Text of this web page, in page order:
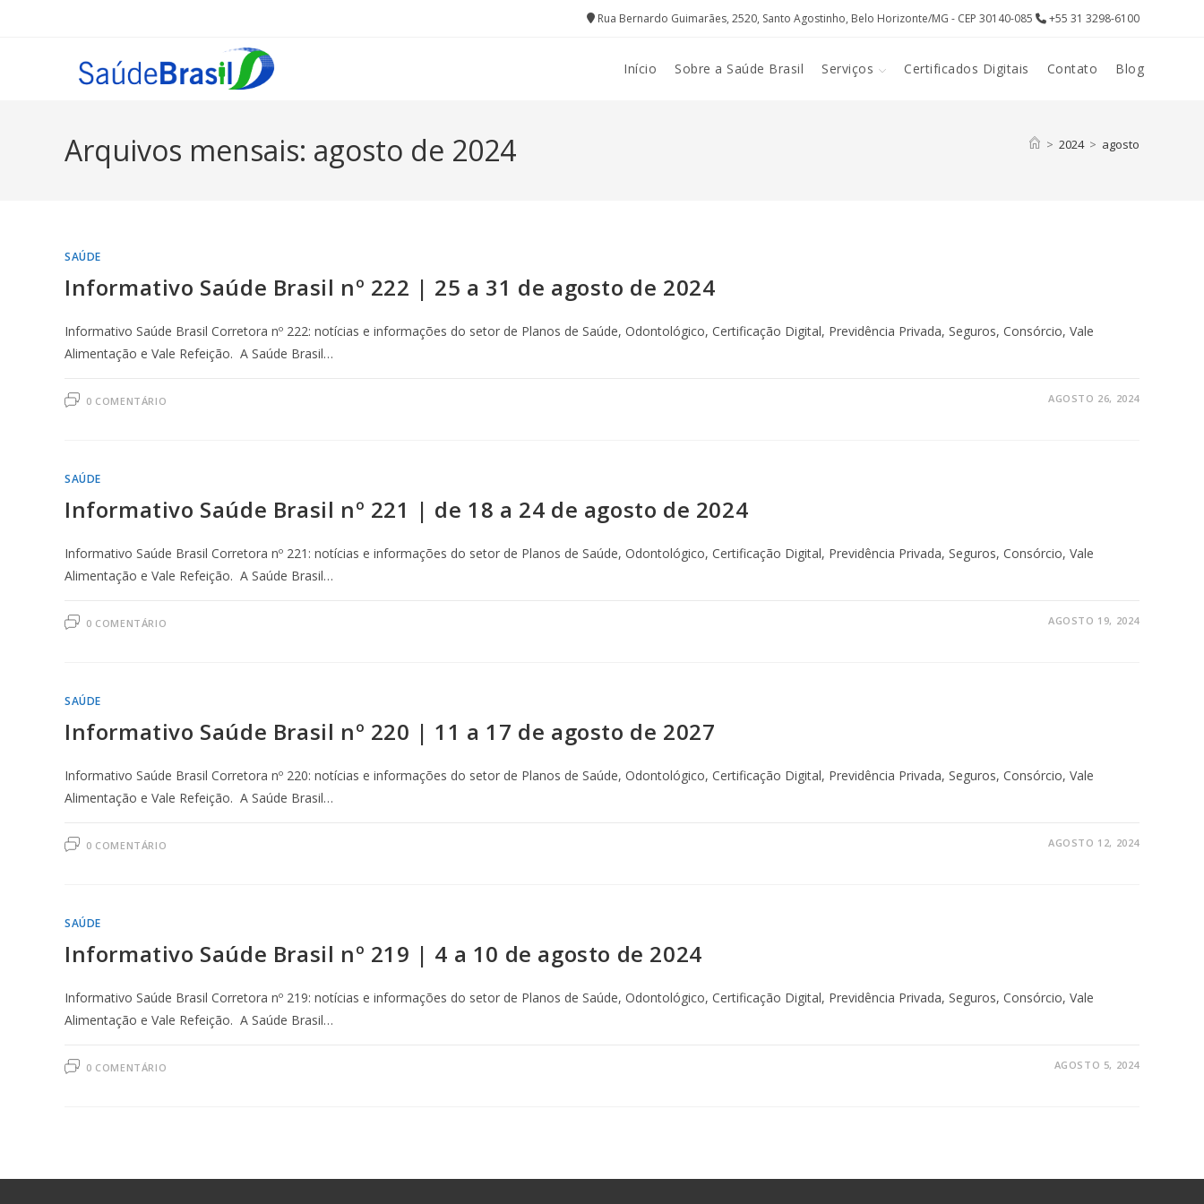
Rua Bernardo Guimarães, 2520, Santo Agostinho, Belo Horizonte/MG - CEP 30140-085 +55 31 3298-6100
Início Sobre a Saúde Brasil Serviços Certificados Digitais Contato Blog
Arquivos mensais: agosto de 2024 > 2024 > agosto
SAÚDE
Informativo Saúde Brasil nº 222 | 25 a 31 de agosto de 2024
Informativo Saúde Brasil Corretora nº 222: notícias e informações do setor de Planos de Saúde, Odontológico, Certificação Digital, Previdência Privada, Seguros, Consórcio, Vale
Alimentação e Vale Refeição. A Saúde Brasil…
0 COMENTÁRIO AGOSTO 26, 2024
SAÚDE
Informativo Saúde Brasil nº 221 | de 18 a 24 de agosto de 2024
Informativo Saúde Brasil Corretora nº 221: notícias e informações do setor de Planos de Saúde, Odontológico, Certificação Digital, Previdência Privada, Seguros, Consórcio, Vale
Alimentação e Vale Refeição. A Saúde Brasil…
0 COMENTÁRIO AGOSTO 19, 2024
SAÚDE
Informativo Saúde Brasil nº 220 | 11 a 17 de agosto de 2027
Informativo Saúde Brasil Corretora nº 220: notícias e informações do setor de Planos de Saúde, Odontológico, Certificação Digital, Previdência Privada, Seguros, Consórcio, Vale
Alimentação e Vale Refeição. A Saúde Brasil…
0 COMENTÁRIO AGOSTO 12, 2024
SAÚDE
Informativo Saúde Brasil nº 219 | 4 a 10 de agosto de 2024
Informativo Saúde Brasil Corretora nº 219: notícias e informações do setor de Planos de Saúde, Odontológico, Certificação Digital, Previdência Privada, Seguros, Consórcio, Vale
Alimentação e Vale Refeição. A Saúde Brasil…
0 COMENTÁRIO AGOSTO 5, 2024